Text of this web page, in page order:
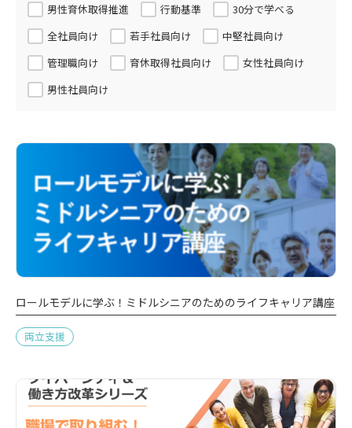
男性育休取得推進
行動基準
30分で学べる
全社員向け
若手社員向け
中堅社員向け
管理職向け
育休取得社員向け
女性社員向け
男性社員向け
ロールモデルに学ぶ！ミドルシニアのためのライフキャリア講座
両立支援